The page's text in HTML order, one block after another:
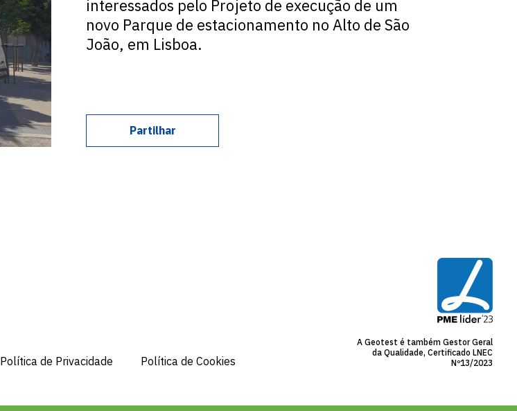
interessados pelo Projeto de execução de um
novo Parque de estacionamento no Alto de São
João, em Lisboa.
Partilhar
Política de Privacidade Política de Cookies
A Geotest é também Gestor Geral
da Qualidade, Certificado LNEC
Nº13/2023